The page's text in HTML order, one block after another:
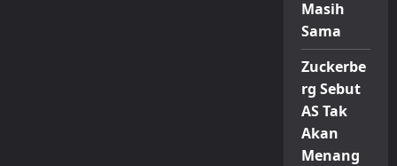
Masih
Sama
Zuckerbe
rg Sebut
AS Tak
Akan
Menang